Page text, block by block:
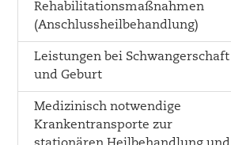
Rehabilitationsmaßnahmen
(Anschlussheilbehandlung)
Leistungen bei Schwangerschaft
und Geburt
Medizinisch notwendige
Krankentransporte zur